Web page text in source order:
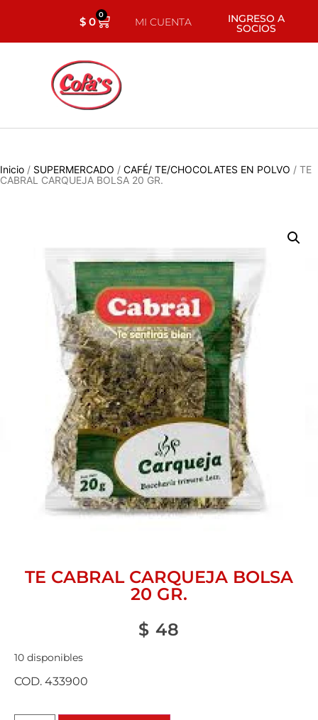
$0 0
MI CUENTA INGRESO A
SOCIOS
Inicio / SUPERMERCADO / CAFÉ/ TE/CHOCOLATES EN POLVO / TE
CABRAL CARQUEJA BOLSA 20 GR.
TE CABRAL CARQUEJA BOLSA
20 GR.
$ 48
10 disponibles
COD. 433900